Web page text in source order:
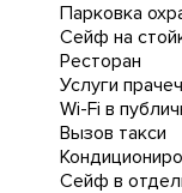
Парковка
Сейф на
Ресторан
Услуги
Wi-Fi в
Вызов такси
Сейф в